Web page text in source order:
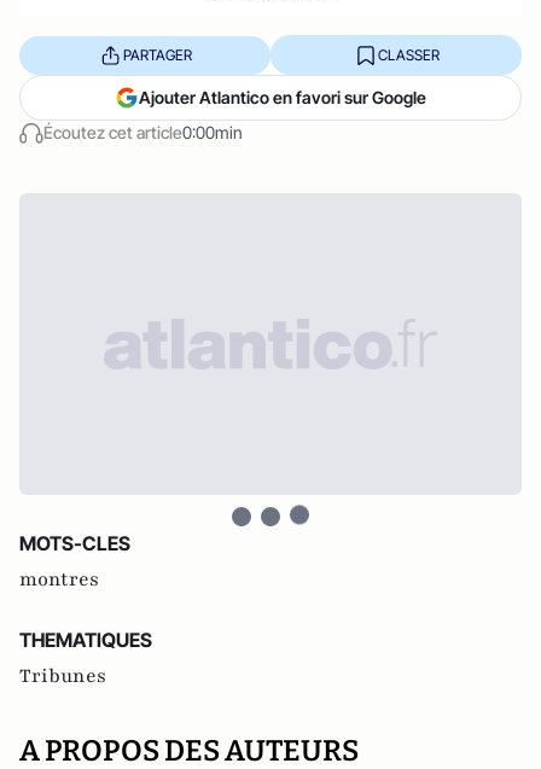
Écoutez cet article0:00min
PARTAGER CLASSER
Ajouter Atlantico en favori sur Google
MOTS-CLES
montres
THEMATIQUES
Tribunes
A PROPOS DES AUTEURS